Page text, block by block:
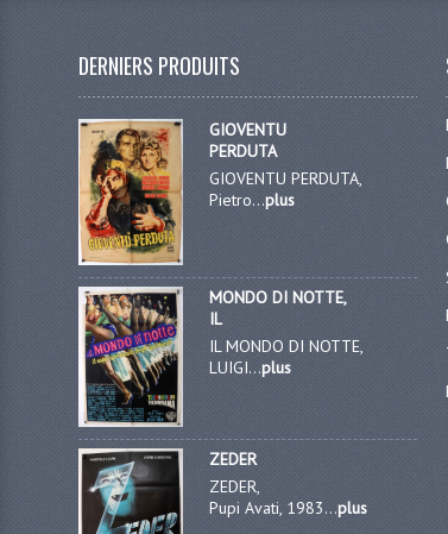
DERNIERS PRODUITS
GIOVENTU
PERDUTA
GIOVENTU PERDUTA,
Pietro...plus
MONDO DI NOTTE,
IL
IL MONDO DI NOTTE,
LUIGI...plus
ZEDER
ZEDER,
Pupi Avati, 1983...plus